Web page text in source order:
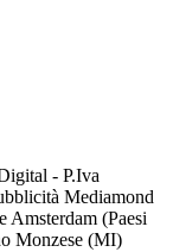
- P.Iva
Mediamond
Amsterdam (Paesi
Monzese (MI)